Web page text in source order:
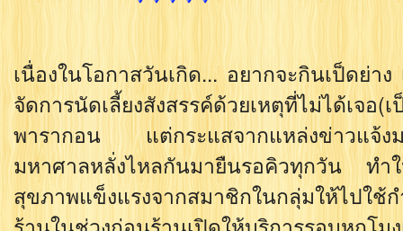
เนื่องในโอกาสวันเกิด... อยากจะกินเป็ดย่า
จัดการนัดเลี้ยงสังสรรค์ด้วยเหตุที่ไม่ได้เจ
พารากอน แต่กระแสจากแหล่งข่าวแจ้งม
มหาศาลหลั่งไหลกันมายืนรอคิวทุกวัน ทำใ
สุขภาพแข็งแรงจากสมาชิกในกลุ่มให้ไปใช้